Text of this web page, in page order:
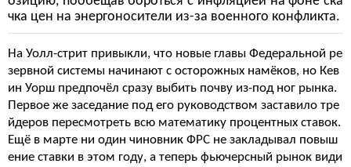
чка цен на энергоносители из-за военного конфликта.
На Уолл-стрит привыкли, что новые главы Федеральной ре
зервной системы начинают с осторожных намёков, но Кев
ин Уорш предпочёл сразу выбить почву из-под ног рынка.
Первое же заседание под его руководством заставило тре
йдеров пересмотреть всю математику процентных ставок.
Ещё в марте ни один чиновник ФРС не закладывал повыш
ение ставки в этом году, а теперь фьючерсный рынок види